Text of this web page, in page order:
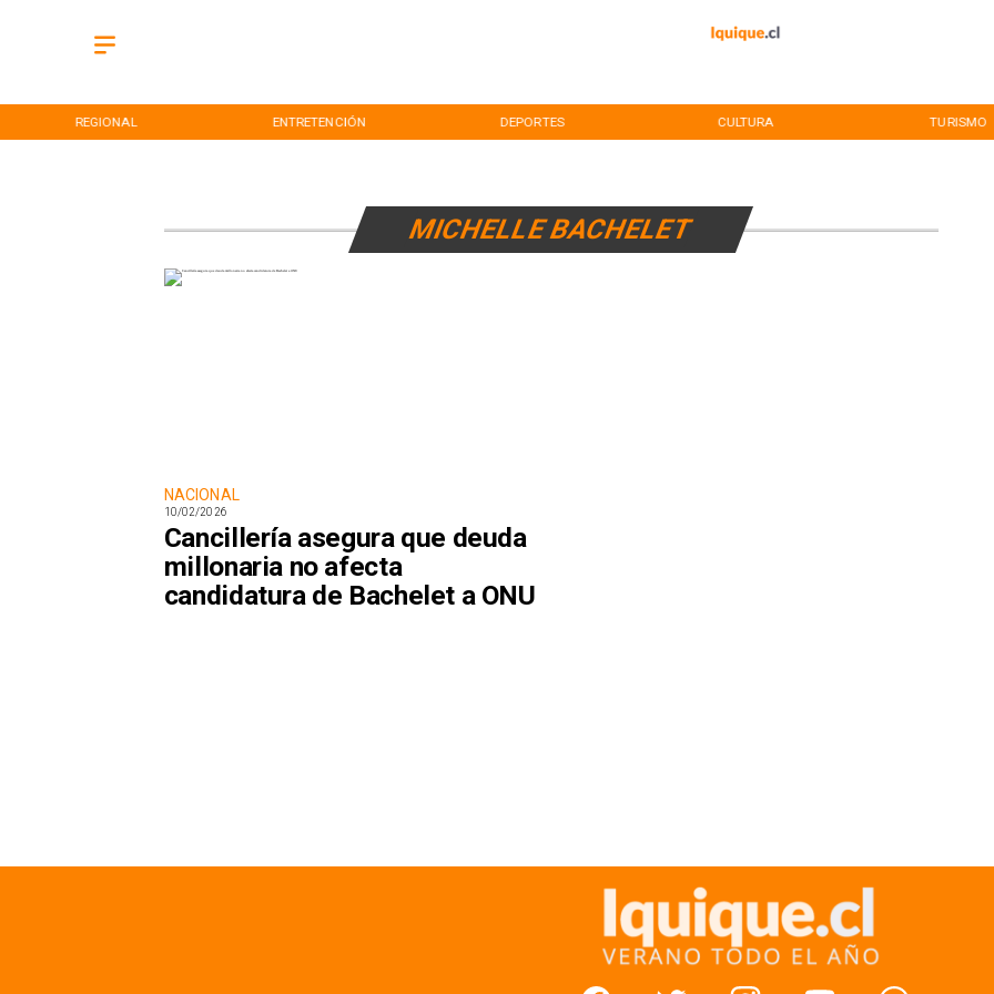
REGIONAL ENTRETENCIÓN DEPORTES CULTURA TURISMO
NACIONAL
10/02/2026
Cancillería asegura que deuda
millonaria no afecta
candidatura de Bachelet a ONU
MICHELLE BACHELET